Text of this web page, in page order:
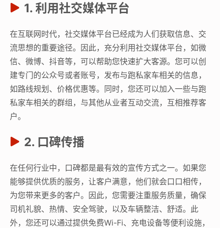
1. 利用社交媒体平台
在互联网时代，社交媒体平台已经成为人们获取信息、交
流思想的重要途径。因此，充分利用社交媒体平台，如微
信、微博、抖音等，可以帮助您快速扩大客源。您可以创
建专门的公众号或者账号，发布与跑私家车相关的信息，
如路线规划、价格优惠等。同时，您还可以加入一些与跑
私家车相关的群组，与其他从业者互动交流，互相推荐客
户。
2. 口碑传播
在任何行业中，口碑都是最有效的宣传方式之一。如果您
能够提供优质的服务，让客户满意，他们就会口口相传，
为您带来更多的客户。因此，您需要注重服务质量，确保
司机礼貌、热情、安全驾驶，以及车辆整洁、舒适。此
外，您还可以通过提供免费Wi-Fi、充电设备等便利设施，